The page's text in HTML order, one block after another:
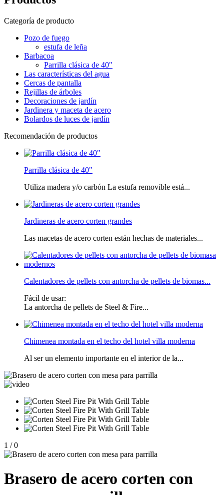
Categoría de producto
Pozo de fuego
estufa de leña
Barbacoa
Parrilla clásica de 40"
Las características del agua
Cercas de pantalla
Rejillas de árboles
Decoraciones de jardín
Jardinera y maceta de acero
Bolardos de luces de jardín
Recomendación de productos
Parrilla clásica de 40"
Utiliza madera y/o carbón La estufa removible está...
Jardineras de acero corten grandes
Las macetas de acero corten están hechas de materiales...
Calentadores de pellets con antorcha de pellets de biomas...
Fácil de usar:
La antorcha de pellets de Steel & Fire...
Chimenea montada en el techo del hotel villa moderna
Al ser un elemento importante en el interior de la...
1 / 0
Brasero de acero corten con